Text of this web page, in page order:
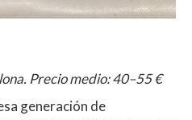
Precio medio: 40–55 €
generación de